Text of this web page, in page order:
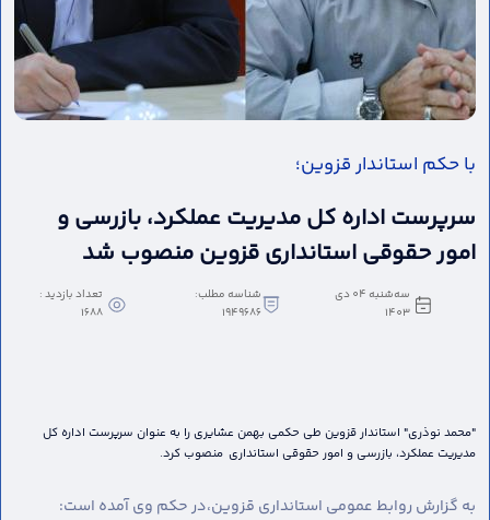
با حکم استاندار قزوین؛
سرپرست اداره کل مدیریت عملکرد، بازرسی و
امور حقوقی استانداری قزوین منصوب شد
سه‌شنبه 04 دی
1403
شناسه مطلب:
1949686
تعداد بازدید :
1688
"محمد نوذری" استاندار قزوین طی حکمی بهمن عشایری را به عنوان سرپرست اداره کل
مدیریت عملکرد، بازرسی و امور حقوقی استانداری منصوب کرد.
به گزارش روابط عمومی استانداری قزوین،در حکم وی آمده است: